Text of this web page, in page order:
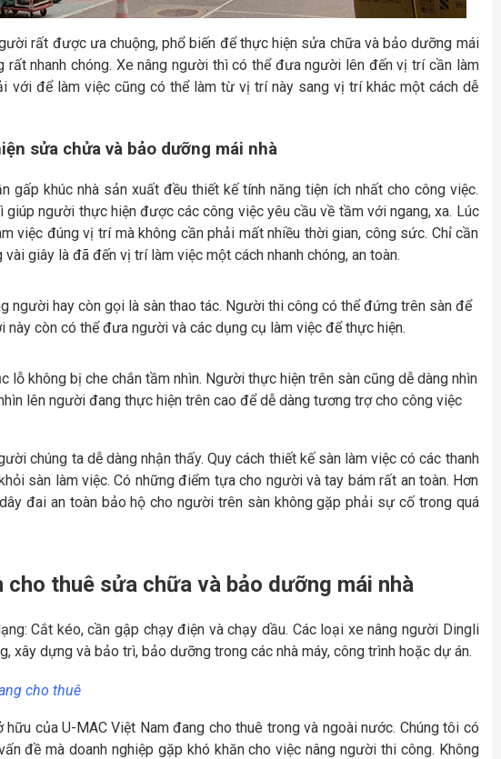
rất được ưa chuộng, phổ biến để thực hiện sửa chữa và bảo dưỡng mái
nhanh chóng. Xe nâng người thì có thể đưa người lên đến vị trí cần làm
với để làm việc cũng có thể làm từ vị trí này sang vị trí khác một cách dễ
sửa chửa và bảo dưỡng mái nhà
gấp khúc nhà sản xuất đều thiết kế tính năng tiện ích nhất cho công việc.
giúp người thực hiện được các công việc yêu cầu về tầm với ngang, xa. Lúc
việc đúng vị trí mà không cần phải mất nhiều thời gian, công sức. Chỉ cần
giây là đã đến vị trí làm việc một cách nhanh chóng, an toàn.
người hay còn gọi là sàn thao tác. Người thi công có thể đứng trên sàn để
này còn có thể đưa người và các dụng cụ làm việc để thực hiện.
lỗ không bị che chắn tầm nhìn. Người thực hiện trên sàn cũng dễ dàng nhìn
lên người đang thực hiện trên cao để dễ dàng tương trợ cho công việc
chúng ta dễ dàng nhận thấy. Quy cách thiết kế sàn làm việc có các thanh
sàn làm việc. Có những điểm tựa cho người và tay bám rất an toàn. Hơn
đai an toàn bảo hộ cho người trên sàn không gặp phải sự cố trong quá
cho thuê sửa chữa và bảo dưỡng mái nhà
Cắt kéo, cần gập chạy điện và chạy dầu. Các loại xe nâng người Dingli
xây dựng và bảo trì, bảo dưỡng trong các nhà máy, công trình hoặc dự án.
cho thuê
của U-MAC Việt Nam đang cho thuê trong và ngoài nước. Chúng tôi có
đề mà doanh nghiệp gặp khó khăn cho việc nâng người thi công. Không